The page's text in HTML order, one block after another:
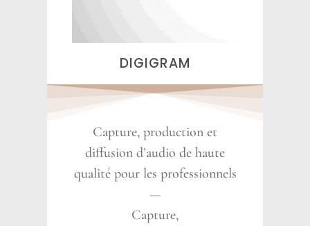
DIGIGRAM
Capture, production et
diffusion d’audio de haute
qualité pour les professionnels
—
Capture,